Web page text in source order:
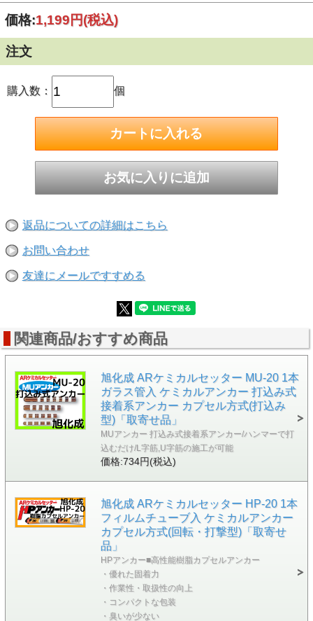
※1度のご注文で25個(本)までとさせて頂きます。26個(本)以
上ご希望の際はお手数ですが再度ご注文くださいませ。
ご注文前に今一度ご確認くださいませ！
※サイズ・数量お間違えの無いようにご注文をお願い致しま
す。ご注文後のサイズ及び数量交換は承れません。
■ねじ呼び径（太さ・直径）：M20
■長さ：280mm
■寸切ボルト1本・ナット2個・ワッシャー1個のセット
■ステンレスの鋼種：SUS304
価格:1,199円(税込)
注文
購入数： 個
返品についての詳細はこちら
お問い合わせ
友達にメールですすめる
関連商品/おすすめ商品
旭化成 ARケミカルセッター MU-20 1本
ガラス管入 ケミカルアンカー 打込み式
接着系アンカー カプセル方式(打込み
型)「取寄せ品」
MUアンカー 打込み式接着系アンカー/ハンマーで打
込むだけ/L字筋,U字筋の施工が可能
価格:734円(税込)
旭化成 ARケミカルセッター HP-20 1本
フィルムチューブ入 ケミカルアンカー
カプセル方式(回転・打撃型)「取寄せ
品」
HPアンカー■高性能樹脂カプセルアンカー
・優れた固着力
・作業性・取扱性の向上
・コンパクトな包装
・臭いが少ない